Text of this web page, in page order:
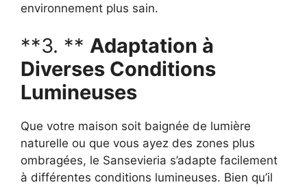
environnement plus sain.
**3. ** Adaptation à
Diverses Conditions
Lumineuses
Que votre maison soit baignée de lumière
naturelle ou que vous ayez des zones plus
ombragées, le Sansevieria s’adapte facilement
à différentes conditions lumineuses. Bien qu’il